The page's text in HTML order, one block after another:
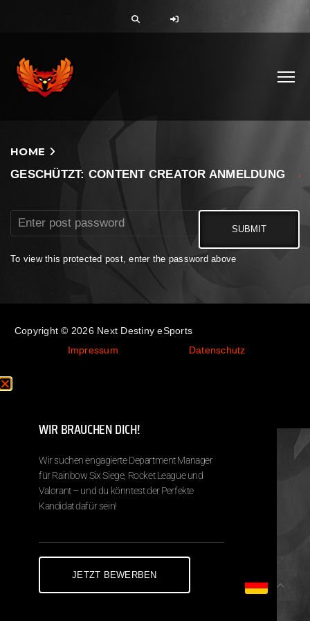
HOME
GESCHÜTZT: CONTENT CREATOR ANMELDUNG
To view this protected post, enter the password above
Copyright © 2026 Next Destiny eSports
Impressum
Datenschutz
WIR BRAUCHEN DICH!
Wir suchen engagierte Department Manager
für Rainbow Six Siege, Rocket League und
Valorant – und du könntest der Perfekte
Kandidat dafür sein!
JETZT BEWERBEN